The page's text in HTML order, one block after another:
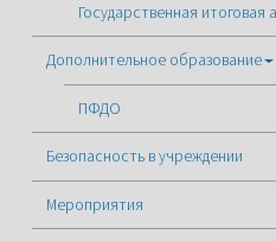
Государственная итоговая
Дополнительное образование
ПФДО
Безопасность в учреждении
Мероприятия